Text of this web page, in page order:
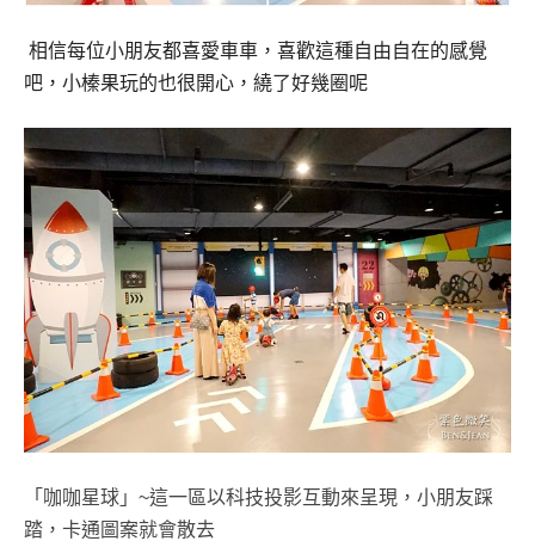
相信每位小朋友都喜愛車車，喜歡這種自由自在的感覺
吧，小榛果玩的也很開心，繞了好幾圈呢
「咖咖星球」~這一區以科技投影互動來呈現，小朋友踩
踏，卡通圖案就會散去